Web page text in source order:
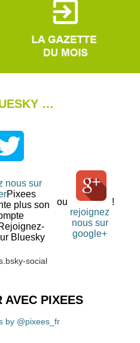
…
nous sur
Pixees
plus son
Bluesky
social
ou
rejoignez
nous sur
google+
!
AVEC PIXEES
by @pixees_fr